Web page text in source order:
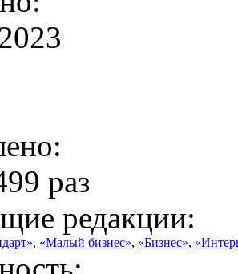
раз
редакции:
, «Малый бизнес», «Бизнес»,